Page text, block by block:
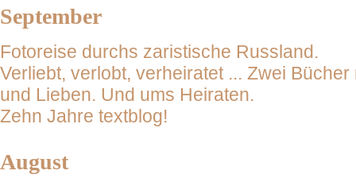
September
Fotoreise durchs zaristische Russland.
Verliebt, verlobt, verheiratet ... Zwei
und Lieben. Und ums Heiraten.
Zehn Jahre textblog!
August